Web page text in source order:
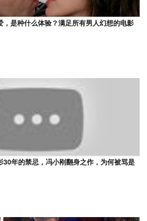
，是种什么体验？满足所有男人幻想的电影
30年的禁忌，冯小刚翻身之作，为何被骂是